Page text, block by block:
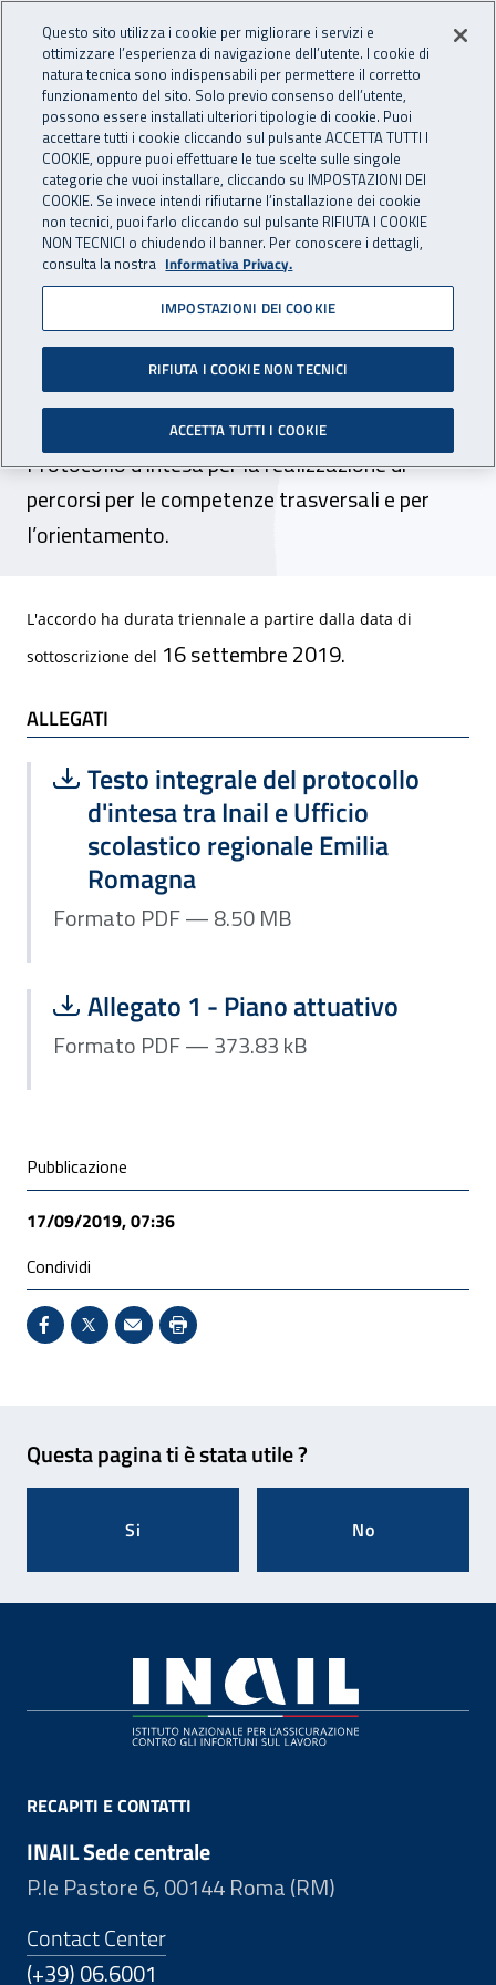
INAIL - Istituto Nazionale
Apri cerca
Navigazione principale
Navigazione - Ti trovi in:
Home Atti e documenti Protocolli e Accordi
16 settembre 2019
16 settembre 2019
Protocollo d'intesa tra Inail
e Ufficio scolastico
regionale Emilia Romagna
Protocollo d'intesa per la realizzazione di
percorsi per le competenze trasversali e per
l’orientamento.
L'accordo ha durata triennale a partire dalla data di
sottoscrizione del 16 settembre 2019.
ALLEGATI
ALLEGATI
Scarica file:
Testo integrale del protocollo
d'intesa tra Inail e Ufficio
scolastico regionale Emilia
Romagna
Formato PDF — Dimensione 8.50 MB
Formato PDF — 8.50 MB
Scarica file:
Allegato 1 - Piano attuativo
Formato PDF — Dimensione 373.83 kB
Formato PDF — 373.83 kB
Condivisione social
Pubblicazione
17/09/2019, 07:36
Condividi
Condividi su Facebook - Sito esterno - Apertura in
X - Sito esterno - Apertura in nuova finestra
Invio Mail: apre il programma di posta
Stampa pagina: scelta meno
Questa pagina ti è stata utile ?
Si No
RECAPITI E CONTATTI
INAIL Sede centrale
P.le Pastore 6, 00144 Roma (RM)
Contact Center
(+39) 06.6001
Questo sito utilizza i cookie per migliorare i servizi e
ottimizzare l’esperienza di navigazione dell’utente. I cookie di
natura tecnica sono indispensabili per permettere il corretto
funzionamento del sito. Solo previo consenso dell’utente,
possono essere installati ulteriori tipologie di cookie. Puoi
accettare tutti i cookie cliccando sul pulsante ACCETTA TUTTI I
COOKIE, oppure puoi effettuare le tue scelte sulle singole
categorie che vuoi installare, cliccando su IMPOSTAZIONI DEI
COOKIE. Se invece intendi rifiutarne l’installazione dei cookie
non tecnici, puoi farlo cliccando sul pulsante RIFIUTA I COOKIE
NON TECNICI o chiudendo il banner. Per conoscere i dettagli,
consulta la nostra Informativa Privacy.
IMPOSTAZIONI DEI COOKIE
RIFIUTA I COOKIE NON TECNICI
ACCETTA TUTTI I COOKIE